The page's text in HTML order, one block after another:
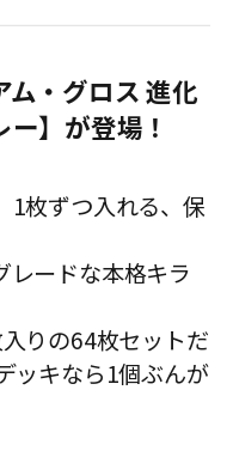
・グロス 進化
】が登場！
1枚ずつ入れる、保
レードな本格キラ
りの64枚セットだ
ッキなら1個ぶんが